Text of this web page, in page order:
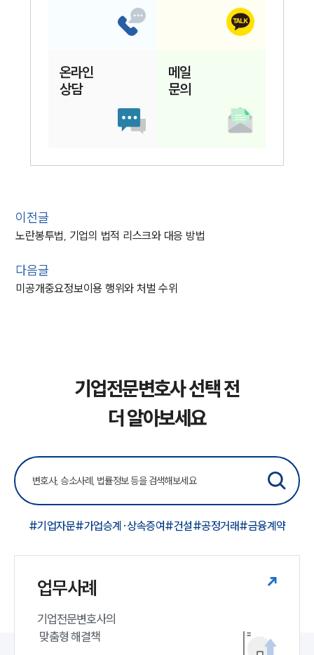
온라인
상담
메일
문의
이전글
노란봉투법, 기업의 법적 리스크와 대응 방법
다음글
미공개중요정보이용 행위와 처벌 수위
기업전문변호사 선택 전
더 알아보세요
#기업자문#가업승계·상속증여#건설#공정거래#금융계약
업무사례
기업전문변호사의
맞춤형 해결책